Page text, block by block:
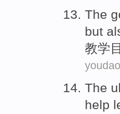
The
but
教学
youdao
The
help